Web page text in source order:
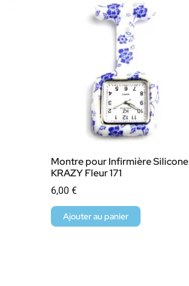
Montre pour Infirmière Silicone
KRAZY Fleur 171
6,00 €
Ajouter au panier